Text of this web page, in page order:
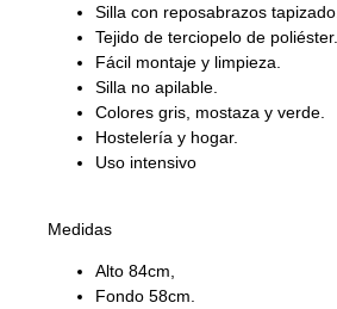
Silla con reposabrazos tapizado.
Tejido de terciopelo de poliéster.
Fácil montaje y limpieza.
Silla no apilable.
Colores gris, mostaza y verde.
Hostelería y hogar.
Uso intensivo
Medidas
Alto 84cm,
Fondo 58cm.